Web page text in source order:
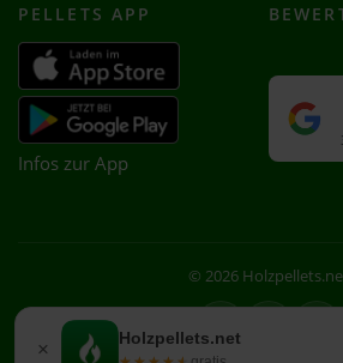
× Holzpellets.net
PELLETS APP
Infos zur App
© 2026
Facebook